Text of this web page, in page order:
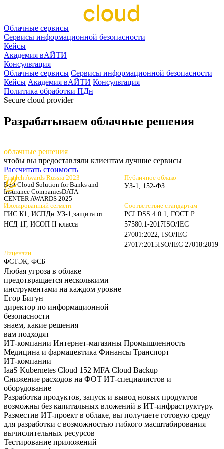
Облачные сервисы
Сервисы информационной безопасности
Кейсы
Академия вАЙТИ
Консультация
Облачные сервисы Сервисы информационной безопасности
Кейсы Академия вАЙТИ Консультация
Политика обработки ПДн
Secure cloud provider
Разрабатываем облачные решения
облачные решения
чтобы вы предоставляли клиентам лучшие сервисы
Рассчитать стоимость
Fintech Awards Russia 2023
Best Cloud Solution for Banks and
Insurance CompaniesDATA
CENTER AWARDS 2025
Публичное облако
УЗ-1, 152-ФЗ
Изолированный сегмент
ГИС К1, ИСПДн УЗ-1, защита от
НСД 1Г, ИСОП II класса
Соответствие стандартам
PCI DSS 4.0.1, ГОСТ Р
57580.1-2017ISO/IEC
27001:2022, ISO/IEC
27017:2015ISO/IEC 27018:2019
Лицензии
ФСТЭК, ФСБ
Любая угроза в облаке
предотвращается несколькими
инструментами на каждом уровне
Егор Бигун
директор по информационной
безопасности
знаем, какие решения
вам подходят
ИТ-компании Интернет-магазины Промышленность
Медицина и фармацевтика Финансы Транспорт
ИТ-компании
IaaS Kubernetes Cloud 152 MFA Cloud Backup
Снижение расходов на ФОТ ИТ-специалистов и
оборудование
Разработка продуктов, запуск и вывод новых продуктов
возможны без капитальных вложений в ИТ-инфраструктуру.
Разместив ИТ-проект в облаке, вы получаете готовую среду
для разработки с возможностью гибкого масштабирования
вычислительных ресурсов
Тестирование приложений